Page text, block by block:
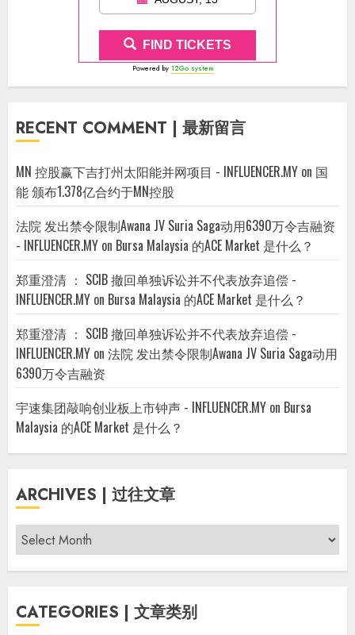
FIND TICKETS
Powered by 12Go system
RECENT COMMENT | 最新留言
MN 控股赢下吉打州太阳能并网项目 - INFLUENCER.MY on 国
能 颁布1.378亿合约于MN控股
法院 发出禁令限制Awana JV Suria Saga动用6390万令吉融资
- INFLUENCER.MY on Bursa Malaysia 的ACE Market 是什么？
郑重澄清 ： SCIB 撤回单独诉讼并不代表放弃追偿 -
INFLUENCER.MY on Bursa Malaysia 的ACE Market 是什么？
郑重澄清 ： SCIB 撤回单独诉讼并不代表放弃追偿 -
INFLUENCER.MY on 法院 发出禁令限制Awana JV Suria Saga动用
6390万令吉融资
宇速集团敲响创业板上市钟声 - INFLUENCER.MY on Bursa
Malaysia 的ACE Market 是什么？
ARCHIVES | 过往文章
Archives
|
过
文
CATEGORIES | 文章类别